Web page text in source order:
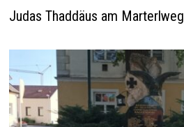
Judas Thaddäus am Marterlweg